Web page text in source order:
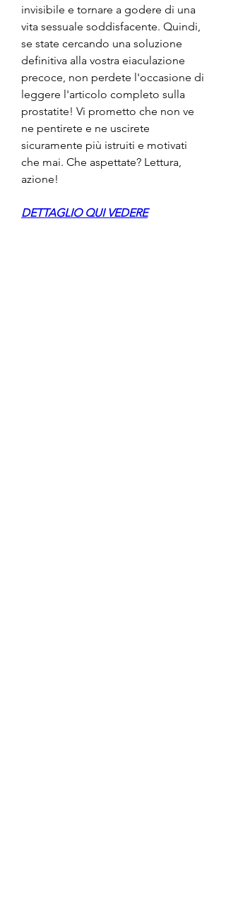
invisibile e tornare a godere di una
vita sessuale soddisfacente. Quindi,
se state cercando una soluzione
definitiva alla vostra eiaculazione
precoce, non perdete l'occasione di
leggere l'articolo completo sulla
prostatite! Vi prometto che non ve
ne pentirete e ne uscirete
sicuramente più istruiti e motivati
che mai. Che aspettate? Lettura,
azione!
DETTAGLIO QUI VEDERE